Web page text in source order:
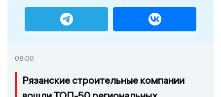
08:00
Рязанские строительные компании